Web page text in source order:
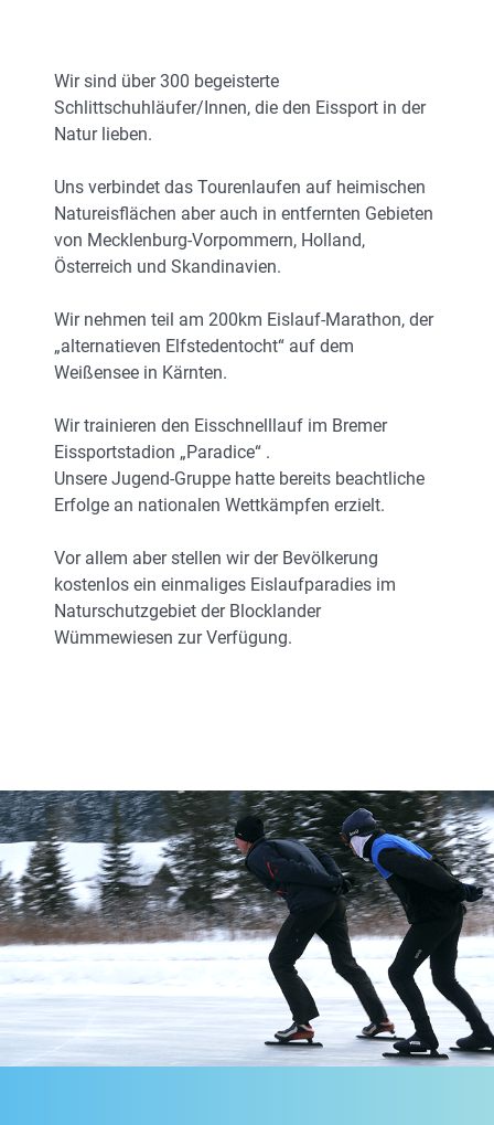
Wir sind über 300 begeisterte
Schlittschuhläufer/Innen, die den Eissport in der
Natur lieben.
Uns verbindet das Tourenlaufen auf heimischen
Natureisflächen aber auch in entfernten Gebieten
von Mecklenburg-Vorpommern, Holland,
Österreich und Skandinavien.
Wir nehmen teil am 200km Eislauf-Marathon, der
„alternatieven Elfstedentocht“ auf dem
Weißensee in Kärnten.
Wir trainieren den Eisschnelllauf im Bremer
Eissportstadion „Paradice“ .
Unsere Jugend-Gruppe hatte bereits beachtliche
Erfolge an nationalen Wettkämpfen erzielt.
Vor allem aber stellen wir der Bevölkerung
kostenlos ein einmaliges Eislaufparadies im
Naturschutzgebiet der Blocklander
Wümmewiesen zur Verfügung.